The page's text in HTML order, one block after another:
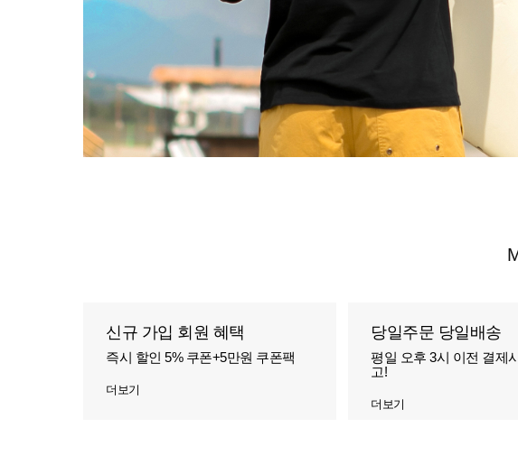
신규 가입 회원 혜택
즉시 할인 5% 쿠폰+5만원 쿠폰팩
더보기
당일주문 당일배송
평일 오후 3시 이전 결제
고!
더보기